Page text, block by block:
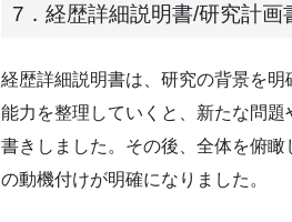
7．経歴詳細説明書/研究計画
経歴詳細説明書は、研究の背景を
能力を整理していくと、新たな問
書きしました。その後、全体を俯
の動機付けが明確になりました。